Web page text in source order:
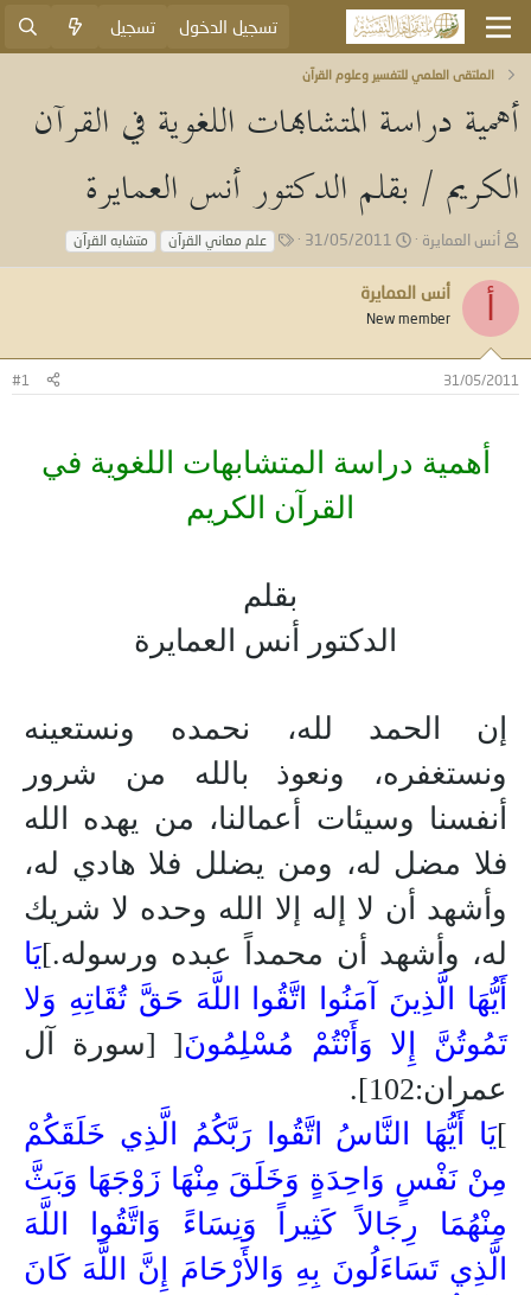
تسجيل الدخول تسجيل
الملتقى العلمي للتفسير وعلوم القرآن
أهمية دراسة المتشابهات اللغوية في القرآن
الكريم / بقلم الدكتور أنس العمايرة
ب
د
و
أنس العمايرة
ي
خ
31/05/2011
ا علم معاني القرآن متشابه القرآن
أنس العمايرة
New member
31/05/2011
#1
أهمية دراسة المتشابهات اللغوية في
القرآن الكريم
بقلم
الدكتور أنس العمايرة
إن الحمد لله، نحمده ونستعينه
ونستغفره، ونعوذ بالله من شرور
أنفسنا وسيئات أعمالنا، من يهده الله
فلا مضل له، ومن يضلل فلا هادي له،
وأشهد أن لا إله إلا الله وحده لا شريك
له، وأشهد أن محمداً عبده ورسوله.]يَا
أَيُّهَا الَّذِينَ آمَنُوا اتَّقُوا اللَّهَ حَقَّتُقَاتِهِ وَلا
تَمُوتُنَّ إِلا وَأَنْتُمْ مُسْلِمُونَ[ [سورة آل
عمران:102]
.
]يَا أَيُّهَا النَّاسُ اتَّقُوا رَبَّكُمُ الَّذِي خَلَقَكُمْ
مِنْ نَفْسٍ وَاحِدَةٍ وَخَلَقَ مِنْهَا زَوْجَهَا وَبَثَّ
مِنْهُمَا رِجَالاً كَثِيراً وَنِسَاءً وَاتَّقُوا اللَّهَ
الَّذِي تَسَاءَلُونَ بِهِ وَالأَرْحَامَ إِنَّ اللَّهَ كَانَ